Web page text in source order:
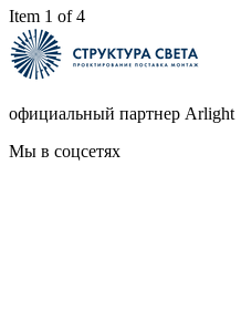
Item 1 of 4
официальный партнер Arlight
Мы в соцсетях